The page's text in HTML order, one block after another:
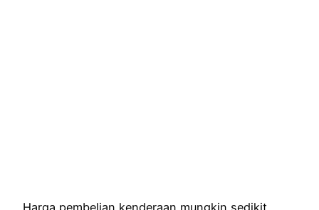
Harga pembelian kenderaan mungkin sedikit